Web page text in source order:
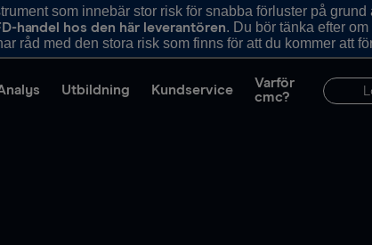
som innebär stor risk för snabba förluster på grund
handel hos den här leverantören. Du bör tänka efter
råd med den stora risk som finns för att du kommer att
Utbildning Kundservice
Varför
cmc?